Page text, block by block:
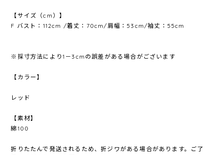
【サイズ（cm）】
F バスト：112cm /着丈：70cm/肩幅：53cm/袖丈：55cm
※採寸方法により1－3cmの誤差がある場合がございます
【カラー】
レッド
【素材】
綿100
折りたたんで発送されるため、折ジワがある場合があります。ご了